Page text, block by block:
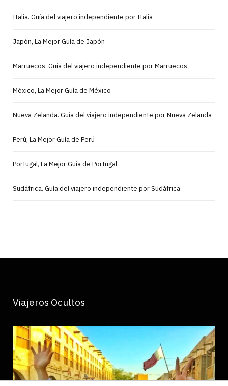
Italia. Guía del viajero independiente por Italia
Japón, La Mejor Guía de Japón
Marruecos. Guía del viajero independiente por Marruecos
México, La Mejor Guía de México
Nueva Zelanda. Guía del viajero independiente por Nueva Zelanda
Perú, La Mejor Guía de Perú
Portugal, La Mejor Guía de Portugal
Sudáfrica. Guía del viajero independiente por Sudáfrica
Viajeros Ocultos